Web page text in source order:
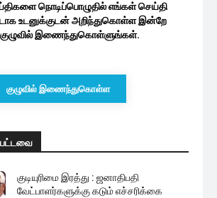
நொடிப்பொழுதில் எங்கள் செய்தி
உடனுக்குடன் அறிந்துகொள்ள இன்றே
குழுவில் இணைந்துகொள்ளுங்கள்.
குழுவில் இணைந்துகொள்ள
குடியுரிமை இரத்து : ஜனாதிபதி
வேட்பாளர்களுக்கு கடும் எச்சரிக்கை